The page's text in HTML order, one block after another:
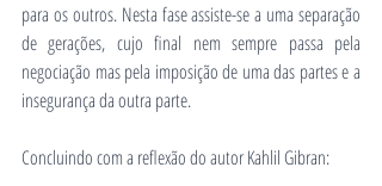
para os outros. Nesta fase assiste-se a uma separação
de gerações, cujo final nem sempre passa pela
negociação mas pela imposição de uma das partes e a
insegurança da outra parte.
Concluindo com a reflexão do autor Kahlil Gibran: